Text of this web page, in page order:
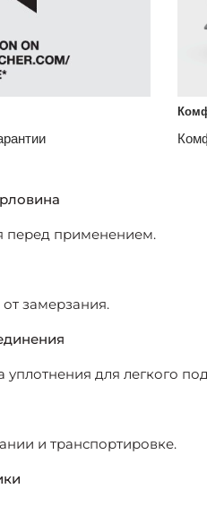
перед применением.
замерзания.
уплотнения для легкого
и транспортировке.